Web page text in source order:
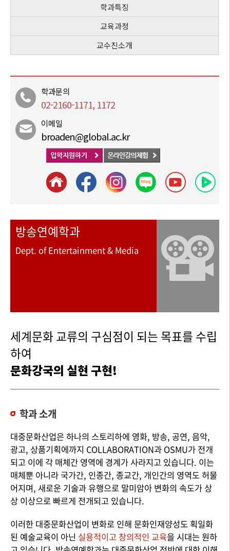
학과특징
교육과정
교수진소개
학과문의
02-2160-1171, 1172
이메일
broaden@global.ac.kr
방송연예학과
Dept. of Entertainment & Media
세계문화 교류의 구심점이 되는 목표를 수립
하여
문화강국의 실현 구현!
학과 소개
대중문화산업은 하나의 스토리하에 영화, 방송, 공연, 음악,
광고, 상품기획에까지 COLLABORATION과 OSMU가 전개
되고 이에 각 매체간 영역에 경계가 사라지고 있습니다. 이는
매체뿐 아니라 국가간, 인종간, 종교간, 개인간의 영역도 허물
어지며, 새로운 기술과 유행으로 말미암아 변화의 속도가 상
상 이상으로 빠르게 전개되고 있습니다.
이러한 대중문화산업이 변화로 인해 문화인재양성도 획일화
된 예술교육이 아닌 실용적이고 창의적인 교육을 시대는 원하